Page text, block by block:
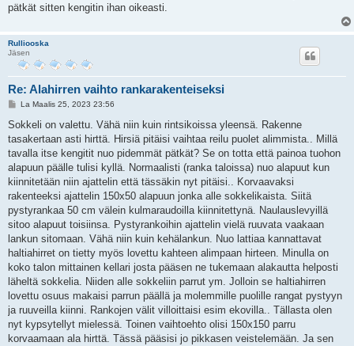
pätkät sitten kengitin ihan oikeasti.
Rulliooska
Jäsen
Re: Alahirren vaihto rankarakenteiseksi
V
e
t
i
La Maalis 25, 2023 23:56
Sokkeli on valettu. Vähä niin kuin rintsikoissa yleensä. Rakenne
tasakertaan asti hirttä. Hirsiä pitäisi vaihtaa reilu puolet alimmista.. Millä
tavalla itse kengitit nuo pidemmät pätkät? Se on totta että painoa tuohon
alapuun päälle tulisi kyllä. Normaalisti (ranka taloissa) nuo alapuut kun
kiinnitetään niin ajattelin että tässäkin nyt pitäisi.. Korvaavaksi
rakenteeksi ajattelin 150x50 alapuun jonka alle sokkelikaista. Siitä
pystyrankaa 50 cm välein kulmaraudoilla kiinnitettynä. Naulauslevyillä
sitoo alapuut toisiinsa. Pystyrankoihin ajattelin vielä ruuvata vaakaan
lankun sitomaan. Vähä niin kuin kehälankun. Nuo lattiaa kannattavat
haltiahirret on tietty myös lovettu kahteen alimpaan hirteen. Minulla on
koko talon mittainen kellari josta pääsen ne tukemaan alakautta helposti
läheltä sokkelia. Niiden alle sokkeliin parrut ym. Jolloin se haltiahirren
lovettu osuus makaisi parrun päällä ja molemmille puolille rangat pystyyn
ja ruuveilla kiinni. Rankojen välit villoittaisi esim ekovilla.. Tällasta olen
nyt kypsytellyt mielessä. Toinen vaihtoehto olisi 150x150 parru
korvaamaan ala hirttä. Tässä pääsisi jo pikkasen veistelemään. Ja sen